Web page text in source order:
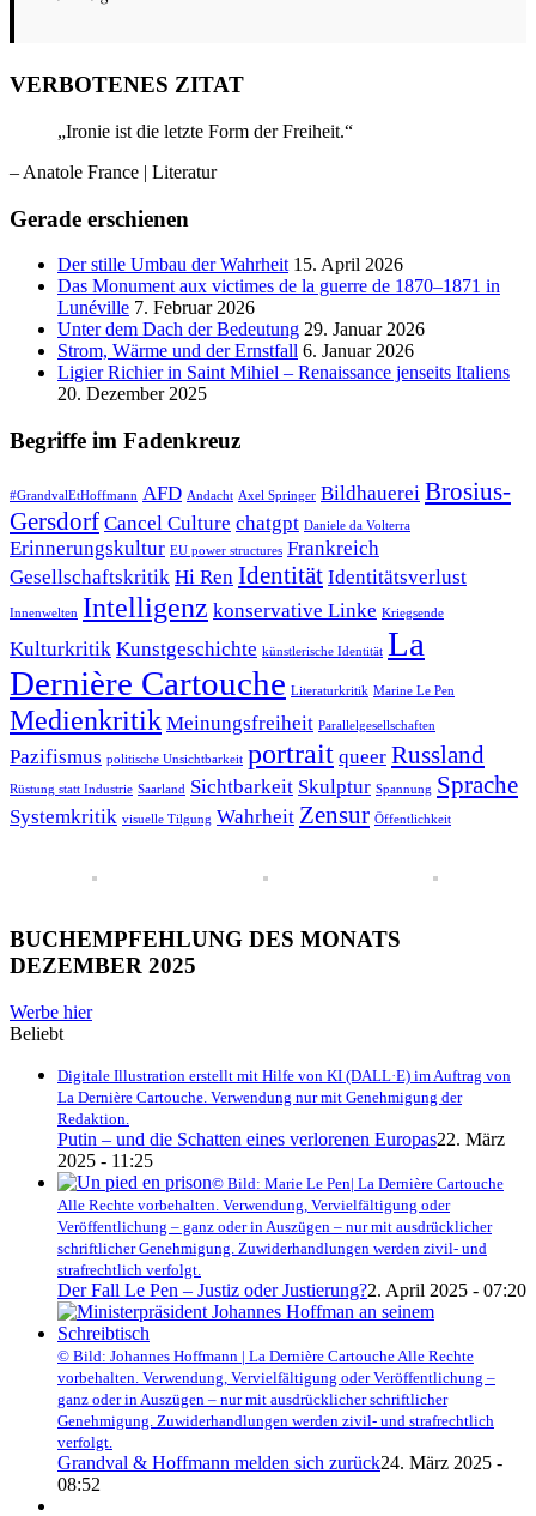
VERBOTENES ZITAT
„Ironie ist die letzte Form der Freiheit.“
– Anatole France | Literatur
Gerade erschienen
Der stille Umbau der Wahrheit 15. April 2026
Das Monument aux victimes de la guerre de 1870–1871 in
Lunéville 7. Februar 2026
Unter dem Dach der Bedeutung 29. Januar 2026
Strom, Wärme und der Ernstfall 6. Januar 2026
Ligier Richier in Saint Mihiel – Renaissance jenseits Italiens
20. Dezember 2025
Begriffe im Fadenkreuz
#GrandvalEtHoffmann AFD Andacht Axel Springer Bildhauerei Brosius-
Gersdorf Cancel Culture chatgpt Daniele da Volterra
Erinnerungskultur EU power structures Frankreich
Gesellschaftskritik Hi Ren Identität Identitätsverlust
Innenwelten Intelligenz konservative Linke Kriegsende
Kulturkritik Kunstgeschichte künstlerische Identität La
Dernière Cartouche Literaturkritik Marine Le Pen
Medienkritik Meinungsfreiheit Parallelgesellschaften
Pazifismus politische Unsichtbarkeit portrait queer Russland
Rüstung statt Industrie Saarland Sichtbarkeit Skulptur Spannung Sprache
Systemkritik visuelle Tilgung Wahrheit Zensur Öffentlichkeit
BUCHEMPFEHLUNG DES MONATS
DEZEMBER 2025
Werbe hier
Beliebt
Digitale Illustration erstellt mit Hilfe von KI (DALL·E) im Auftrag von
La Dernière Cartouche. Verwendung nur mit Genehmigung der
Redaktion.
Putin – und die Schatten eines verlorenen Europas22. März
2025 - 11:25
© Bild: Marie Le Pen| La Dernière Cartouche
Alle Rechte vorbehalten. Verwendung, Vervielfältigung oder
Veröffentlichung – ganz oder in Auszügen – nur mit ausdrücklicher
schriftlicher Genehmigung. Zuwiderhandlungen werden zivil- und
strafrechtlich verfolgt.
Der Fall Le Pen – Justiz oder Justierung?2. April 2025 - 07:20
© Bild: Johannes Hoffmann | La Dernière Cartouche Alle Rechte
vorbehalten. Verwendung, Vervielfältigung oder Veröffentlichung –
ganz oder in Auszügen – nur mit ausdrücklicher schriftlicher
Genehmigung. Zuwiderhandlungen werden zivil- und strafrechtlich
verfolgt.
Grandval & Hoffmann melden sich zurück24. März 2025 -
08:52